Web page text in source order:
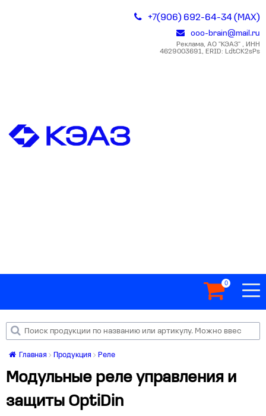
+7(906) 692-64-34 (MAX)
ooo-brain@mail.ru
Реклама, АО "КЭАЗ" , ИНН
4629003691, ERID: LdtCK2sPs
0
Главная Продукция Реле
Модульные реле управления и
защиты OptiDin